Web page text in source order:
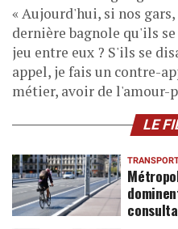
« Aujourd'hui, si nos
dernière bagnole qu'ils
jeu entre eux ? S'ils se
appel, je fais un contre-
métier, avoir de l'amour-
LE